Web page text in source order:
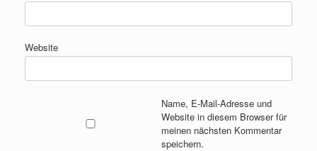
Website
Name, E-Mail-Adresse und
Website in diesem Browser für
meinen nächsten Kommentar
speichern.